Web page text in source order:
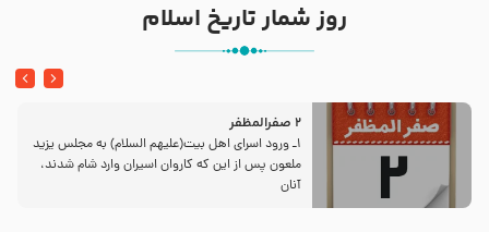
روز شمار تاریخ اسلام
2 صفرالمظفر
1ـ ورود اسراى اهل بیت‌(علیهم السلام) به مجلس یزید
ملعون پس از این كه كاروان اسیران وارد شام شدند،
آنان